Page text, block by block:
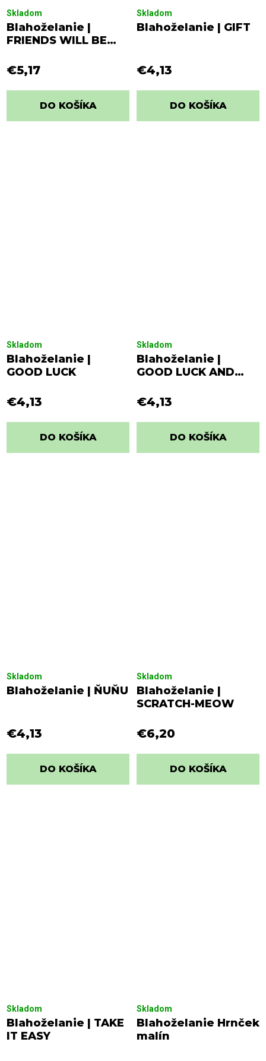
Blahoželanie |
FRIENDS WILL BE
Skladom
€5,17
DO KOŠÍKA
Blahoželanie | GIFT
Skladom
€4,13
DO KOŠÍKA
Blahoželanie |
GOOD LUCK
Skladom
€4,13
DO KOŠÍKA
Blahoželanie |
GOOD LUCK AND
Skladom
€4,13
DO KOŠÍKA
Blahoželanie | ŇUŇU
Skladom
€4,13
DO KOŠÍKA
Blahoželanie |
SCRATCH-MEOW
Skladom
€6,20
DO KOŠÍKA
Blahoželanie | TAKE
IT EASY
Skladom
Blahoželanie Hrnček
malín
Skladom